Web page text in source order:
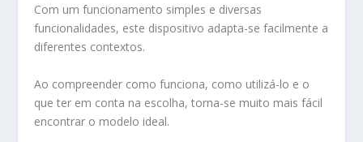
Com um funcionamento simples e diversas
funcionalidades, este dispositivo adapta-se facilmente a
diferentes contextos.
Ao compreender como funciona, como utilizá-lo e o
que ter em conta na escolha, torna-se muito mais fácil
encontrar o modelo ideal.